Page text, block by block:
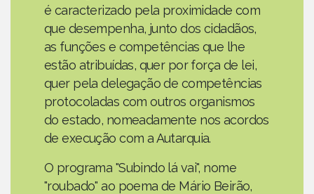
é caracterizado pela proximidade com
que desempenha, junto dos cidadãos,
as funções e competências que lhe
estão atribuídas, quer por força de lei,
quer pela delegação de competências
protocoladas com outros organismos
do estado, nomeadamente nos acordos
de execução com a Autarquia.
O programa "Subindo lá vai", nome
"roubado" ao poema de Mário Beirão,